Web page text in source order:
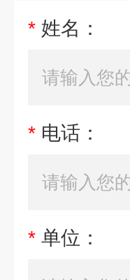
* 姓名：
* 电话：
* 单位：